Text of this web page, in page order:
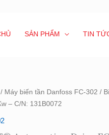
SẢN PHẨM TIN
/ Máy biến tần Danfoss FC-302 /
– C/N: 131B0072